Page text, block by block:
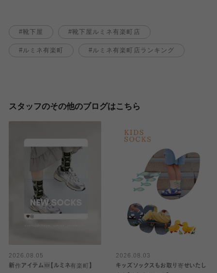
靴下屋 靴下屋ルミネ有楽町店
ルミネ有楽町 ルミネ有楽町店ランキング
スタッフのその他のブログはこちら
2026.08.05
新作アイテム🆕【ルミネ有楽町】
2026.08.03
キッズソックスもお取り寄せいたし